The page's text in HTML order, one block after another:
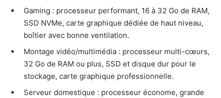
Gaming : processeur performant, 16 à 32 Go de RAM,
SSD NVMe, carte graphique dédiée de haut niveau,
boîtier avec bonne ventilation.
Montage vidéo/multimédia : processeur multi-cœurs,
32 Go de RAM ou plus, SSD et disque dur pour le
stockage, carte graphique professionnelle.
Serveur domestique : processeur économe, grande